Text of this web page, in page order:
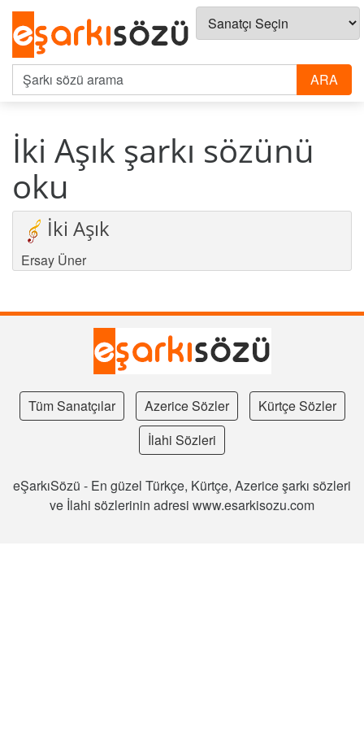
İki Aşık şarkı sözünü
oku
İki Aşık
Ersay Üner
Tüm Sanatçılar Azerice Sözler
Kürtçe Sözler
İlahi Sözleri
eŞarkıSözü - En güzel Türkçe, Kürtçe, Azerice şarkı sözleri
ve İlahi sözlerinin adresi www.esarkisozu.com